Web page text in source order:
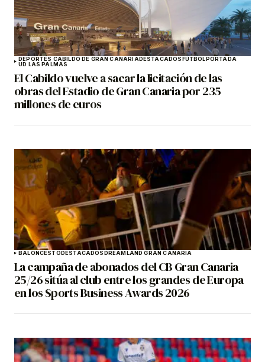
DEPORTES CABILDO DE GRAN CANARIADESTACADOSFÚTBOLPORTADA
UD LAS PALMAS
El Cabildo vuelve a sacar la licitación de las
obras del Estadio de Gran Canaria por 235
millones de euros
BALONCESTODESTACADOSDREAMLAND GRAN CANARIA
La campaña de abonados del CB Gran Canaria
25/26 sitúa al club entre los grandes de Europa
en los Sports Business Awards 2026